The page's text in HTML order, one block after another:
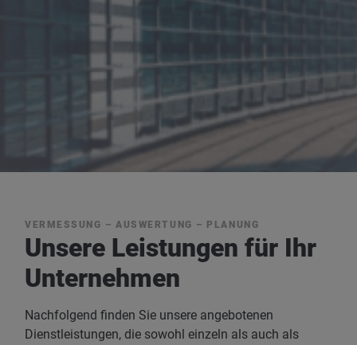
Unsere Leistungen für Ihr
Unternehmen
VERMESSUNG – AUSWERTUNG – PLANUNG
Nachfolgend finden Sie unsere angebotenen
Dienstleistungen, die sowohl einzeln als auch als